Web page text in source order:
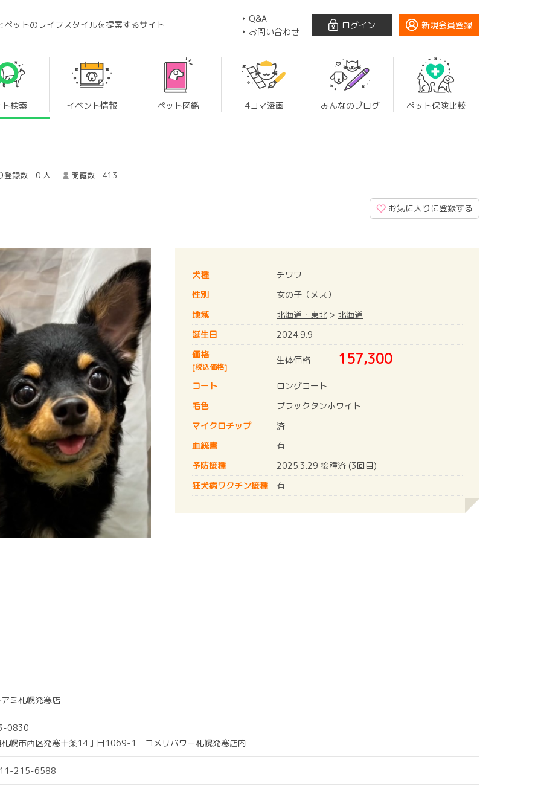
ペットのライフスタイルを提案するサイト
Q&A
お問い合わせ
ログイン 新規会員登録
検索 イベント情報 ペット図鑑 4コマ漫画 みんなのブログ ペット保険比較
登録数 0 人 閲覧数 413
お気に入りに登録する
犬種
チワワ
性別
女の子（メス）
地域
北海道・東北 > 北海道
誕生日
2024.9.9
価格
[税込価格]
生体価格 157,300
コート
ロングコート
毛色
ブラックタンホワイト
マイクロチップ
済
血統書
有
予防接種
2025.3.29 接種済 (3回目)
狂犬病ワクチン接種 有
ミ札幌発寒店
0830
幌市西区発寒十条14丁目1069-1 コメリパワー札幌発寒店内
215-6588